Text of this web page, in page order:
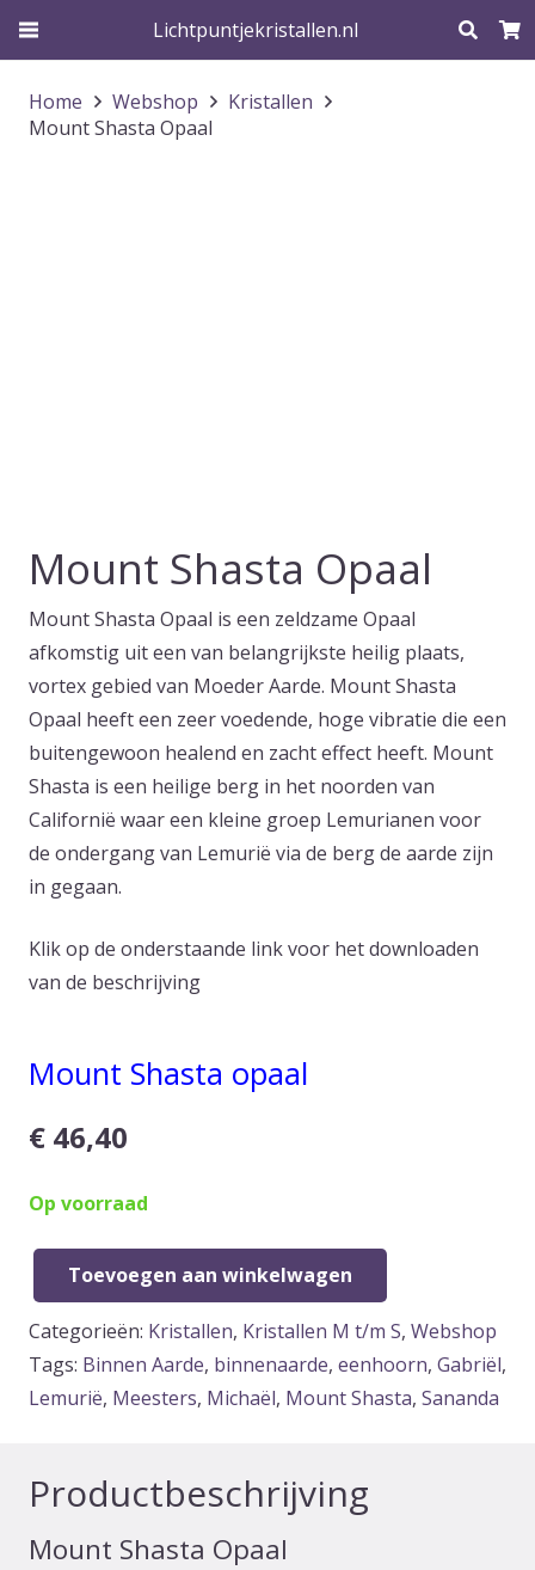
Lichtpuntjekristallen.nl
Home Webshop
Kristallen
Mount Shasta Opaal
Mount Shasta Opaal
Mount Shasta Opaal is een zeldzame Opaal
afkomstig uit een van belangrijkste heilig plaats,
vortex gebied van Moeder Aarde. Mount Shasta
Opaal heeft een zeer voedende, hoge vibratie die een
buitengewoon healend en zacht effect heeft. Mount
Shasta is een heilige berg in het noorden van
Californië waar een kleine groep Lemurianen voor
de ondergang van Lemurië via de berg de aarde zijn
in gegaan.
Klik op de onderstaande link voor het downloaden
van de beschrijving
Mount Shasta opaal
€ 46,40
Op voorraad
Mount
Shasta
Opaal
aantal
Toevoegen aan winkelwagen
Categorieën: Kristallen, Kristallen M t/m S, Webshop
Tags: Binnen Aarde, binnenaarde, eenhoorn, Gabriël,
Lemurië, Meesters, Michaël, Mount Shasta, Sananda
Productbeschrijving
Mount Shasta Opaal